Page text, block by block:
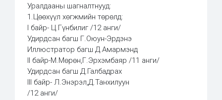
Уралдааны шагналтнууд:
1.Цөөхүүл хөгжмийн төрөлд:
I байр- Ц.Гүнбилиг /12 анги/
Удирдсан багш Г.Оюун-Эрдэнэ
Иллюстратор багш Д.Амармэнд
II байр-М.Мөрөн,Г.Эрхэмбаяр /11 анги/
Удирдсан багш Д.Галбадрах
III байр- Л.Энэрэл,Д.Танхилуун
/12 анги/